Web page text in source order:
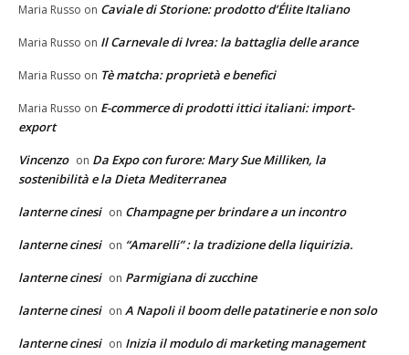
Maria Russo on Caviale di Storione: prodotto d’Élite Italiano
Maria Russo on Il Carnevale di Ivrea: la battaglia delle arance
Maria Russo on Tè matcha: proprietà e benefici
Maria Russo on E-commerce di prodotti ittici italiani: import-
export
Vincenzo on Da Expo con furore: Mary Sue Milliken, la
sostenibilità e la Dieta Mediterranea
lanterne cinesi on Champagne per brindare a un incontro
lanterne cinesi on “Amarelli” : la tradizione della liquirizia.
lanterne cinesi on Parmigiana di zucchine
lanterne cinesi on A Napoli il boom delle patatinerie e non solo
lanterne cinesi on Inizia il modulo di marketing management